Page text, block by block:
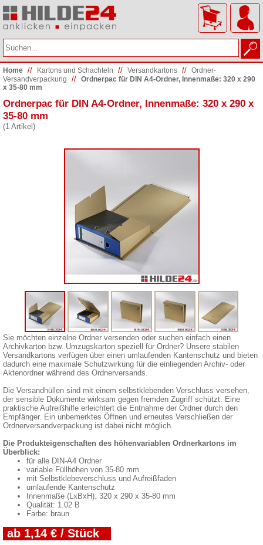
Home // Kartons und Schachteln // Versandkartons // Ordner-
Versandverpackung
// Ordnerpac für DIN A4-Ordner, Innenmaße: 320 x 290
x 35-80 mm
Ordnerpac für DIN A4-Ordner, Innenmaße: 320 x 290 x
35-80 mm
(1 Artikel)
Sie möchten einzelne Ordner versenden oder suchen einfach einen
Archivkarton bzw. Umzugskarton speziell für Ordner? Unsere stabilen
Versandkartons verfügen über einen umlaufenden Kantenschutz und bieten
dadurch eine maximale Schutzwirkung für die einliegenden Archiv- oder
Aktenordner während des Ordnerversands.
Die Versandhüllen sind mit einem selbstklebenden Verschluss versehen,
der sensible Dokumente wirksam gegen fremden Zugriff schützt. Eine
praktische Aufreißhilfe erleichtert die Entnahme der Ordner durch den
Empfänger. Ein unbemerktes Öffnen und erneutes Verschließen der
Ordnerversandverpackung ist dabei nicht möglich.
Die Produkteigenschaften des höhenvariablen Ordnerkartons im
Überblick:
für alle DIN-A4 Ordner
variable Füllhöhen von 35-80 mm
mit Selbstklebeverschluss und Aufreißfaden
umlaufende Kantenschutz
Innenmaße (LxBxH): 320 x 290 x 35-80 mm
Qualität: 1.02 B
Farbe: braun
ab 1,14 € / Stück